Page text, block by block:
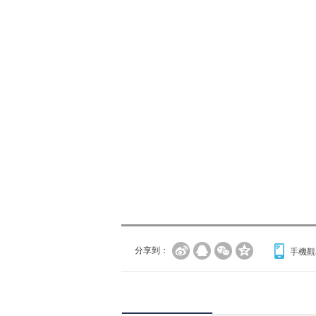
分享到： 手機